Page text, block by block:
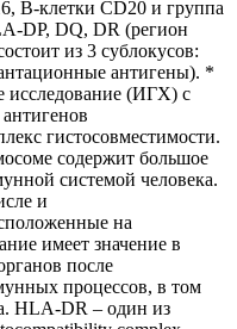
B-клетки CD20 и группа
DP, DQ, DR (регион
из 3 сублокусов:
антигены). *
исследование (ИГХ) с
гистосовместимости.
содержит большое
системой человека.
и
на
имеет значение в
после
процессов, в том
HLA-DR – один из